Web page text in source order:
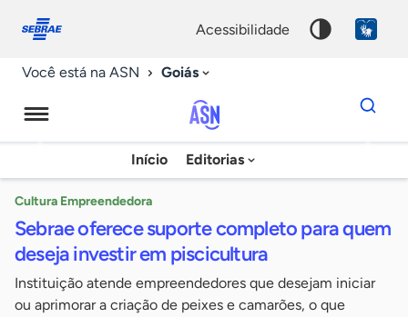
conosco
acessibilidade
Você está na ASN Goiás
Agência
Sebrae
Notícias
Início Editorias
Dados
para
chave
Cultura Empreendedora
Sebrae oferece suporte completo para quem
deseja investir em piscicultura
Instituição atende empreendedores que desejam iniciar
ou aprimorar a criação de peixes e camarões, o que